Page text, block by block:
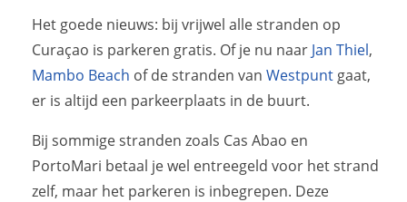
Het goede nieuws: bij vrijwel alle stranden op
Curaçao is parkeren gratis. Of je nu naar Jan Thiel,
Mambo Beach of de stranden vanWestpunt gaat,
er is altijd een parkeerplaats in de buurt.
Bij sommige stranden zoals Cas Abao en
PortoMari betaal je wel entreegeld voor het strand
zelf, maar het parkeren is inbegrepen. Deze